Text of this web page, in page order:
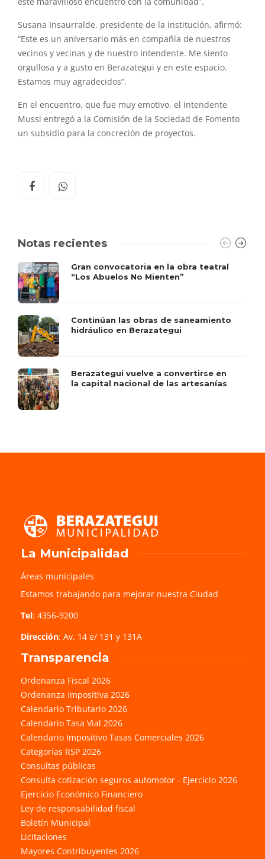
Susana Insaurralde, presidente de la institución, afirmó:
“Este es un aniversario más en compañía de nuestros
vecinos y vecinas y de nuestro Intendente. Me siento
orgullosa y a gusto en Berazategui y en este espacio.
Estamos muy agradecidos”.
En el encuentro, que fue muy emotivo, el intendente
Mussi entregó a la Comisión de la Sociedad de Fomento
un subsidio para la concreción de proyectos.
Notas recientes
Gran convocatoria en la obra teatral
“Los Abuelos No Mienten”
Continúan las obras de saneamiento
hidráulico en Berazategui
Berazategui vuelve a convertirse en
la capital nacional de las artesanías
La Municipalidad
Áreas municipales
Estamos trabajando para mejorar nuestra Ciudad
Tel: 4356-9200
Dirección: Av. 14 e/ 131 y 131A
Transparencia
Ordenanza Fiscal 2026
Ordenanza Impositiva 2026
Calendario Tributario 2026
Calendario Tasa Vial 2026
Calendario Impositivo Tasas Comerciales 2026
Categorías RSP 2026
Consultas públicas
Consulta cotización seguros automotor - Ejercicio 2026
Ejercicio Económico Financiero
Ley de responsabilidad fiscal
Boletín Municipal
Licitaciones
Mayores Contribuyentes 2026